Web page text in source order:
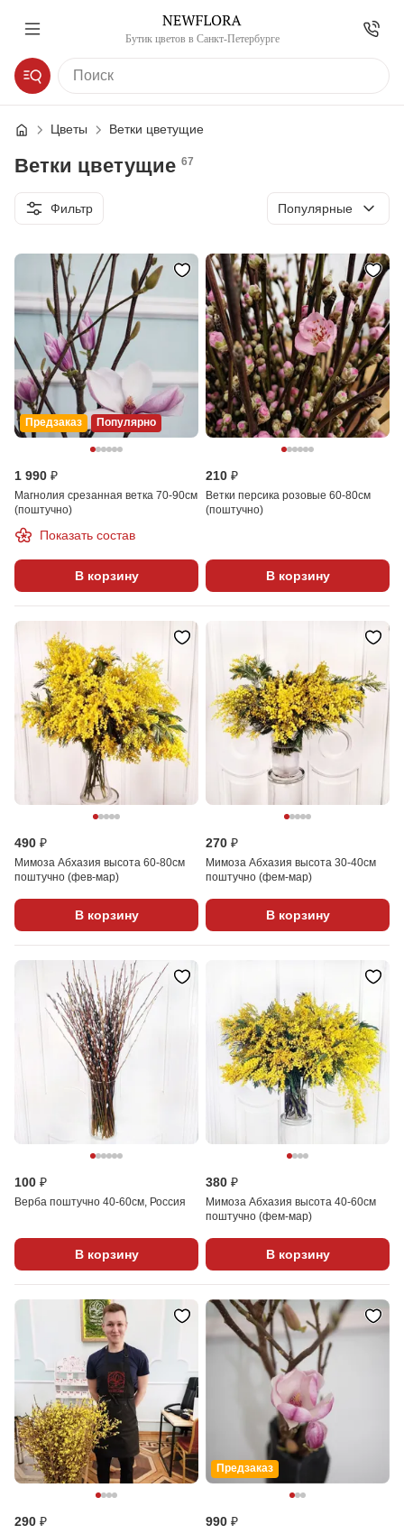
Бутик цветов в Санкт-Петербурге
Цветы Ветки цветущие
Ветки цветущие 67
Фильтр Сортировка
Популярные
Предзаказ Популярно
1 990 ₽
Магнолия срезанная ветка 70-90см
(поштучно)
Показать состав
В корзину
210 ₽
Ветки персика розовые 60-80см
(поштучно)
В корзину
490 ₽
Мимоза Абхазия высота 60-80см
поштучно (фев-мар)
В корзину
270 ₽
Мимоза Абхазия высота 30-40см
поштучно (фем-мар)
В корзину
100 ₽
Верба поштучно 40-60см, Россия
В корзину
380 ₽
Мимоза Абхазия высота 40-60см
поштучно (фем-мар)
В корзину
290 ₽
Предзаказ
990 ₽